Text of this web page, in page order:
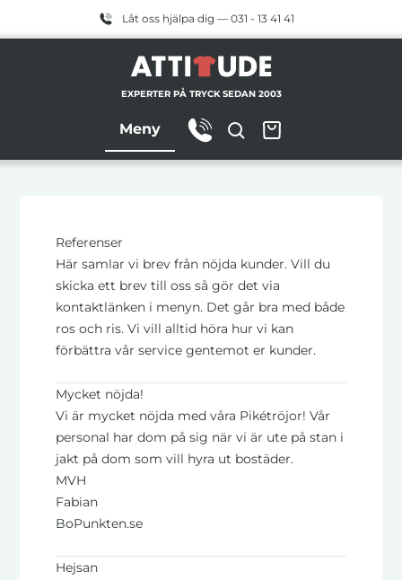
Låt oss hjälpa dig — 031 - 13 41 41
EXPERTER PÅ TRYCK SEDAN 2003
Meny
Referenser
Här samlar vi brev från nöjda kunder. Vill du
skicka ett brev till oss så gör det via
kontaktlänken i menyn. Det går bra med både
ros och ris. Vi vill alltid höra hur vi kan
förbättra vår service gentemot er kunder.
Mycket nöjda!
Vi är mycket nöjda med våra Pikétröjor! Vår
personal har dom på sig när vi är ute på stan i
jakt på dom som vill hyra ut bostäder.
MVH
Fabian
BoPunkten.se
Hejsan